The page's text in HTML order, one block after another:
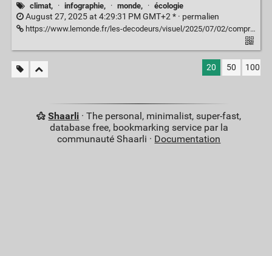
climat, · infographie, · monde, · écologie
August 27, 2025 at 4:29:31 PM GMT+2 * · permalien
https://www.lemonde.fr/les-decodeurs/visuel/2025/07/02/comprendre-le-rechauffement-climatique-comment-nous-avons-bouleverse-la-planete_6176490_4355771.html
20 50 100
Shaarli · The personal, minimalist, super-fast,
database free, bookmarking service par la
communauté Shaarli · Documentation